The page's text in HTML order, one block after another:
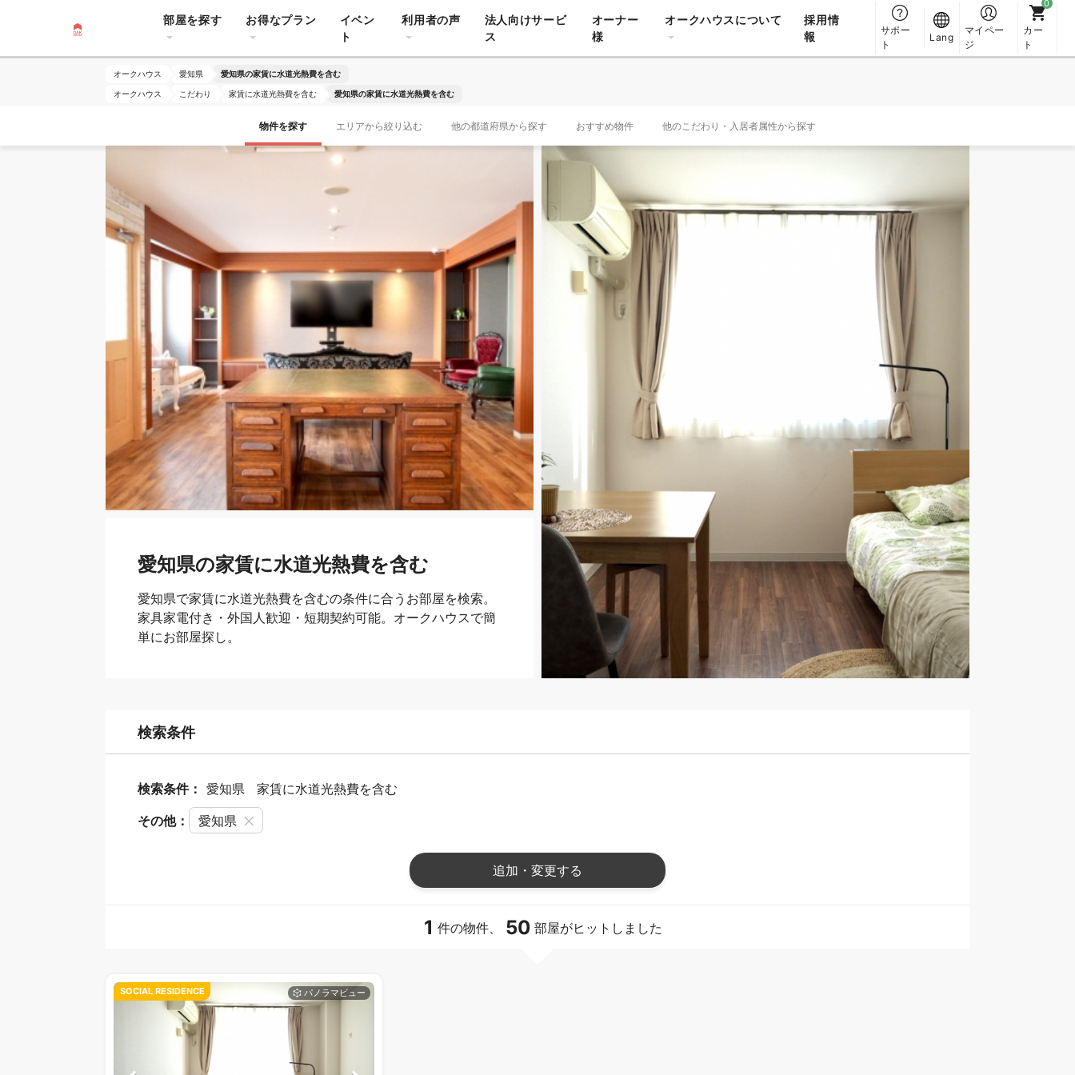
部屋を探す お得なプラン
イベン
ト
利用者の声
法人向けサービ
ス
オーナー
様
オークハウスについて
採用情
報
サポー
ト
Lang
マイペー
ジ
カー
ト
オークハウス 愛知県 愛知県の家賃に水道光熱費を含む
オークハウス こだわり 家賃に水道光熱費を含む 愛知県の家賃に水道光熱費を含む
物件を探す エリアから絞り込む 他の都道府県から探す おすすめ物件 他のこだわり・入居者属性から探す
愛知県の家賃に水道光熱費を含む
愛知県で家賃に水道光熱費を含むの条件に合うお部屋を検索。
家具家電付き・外国人歓迎・短期契約可能。オークハウスで簡
単にお部屋探し。
検索条件
検索条件： 愛知県 家賃に水道光熱費を含む
その他： 愛知県
追加・変更する
1 件の物件、 50 部屋がヒットしました
SOCIAL RESIDENCE